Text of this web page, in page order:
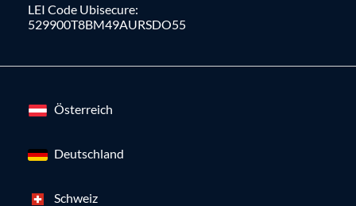
LEI Code Ubisecure:
529900T8BM49AURSDO55
Österreich
Deutschland
Schweiz